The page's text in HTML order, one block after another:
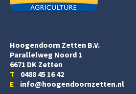
Hoogendoorn Zetten B.V.
Parallelweg Noord 1
6671 DK Zetten
T 0488 45 16 42
E info@hoogendoornzetten.nl